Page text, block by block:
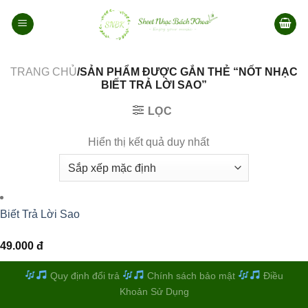
qua
TRANG CHỦ/SẢN PHẨM ĐƯỢC GẮN THẺ “NỐT NHẠC
BIẾT TRẢ LỜI SAO”
LỌC
Hiển thị kết quả duy nhất
Biết Trả Lời Sao
49.000 đ
Quy định đổi trả Chính sách bảo mật
Điều
Khoản Sử Dụng